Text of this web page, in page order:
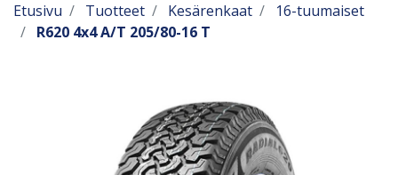
Etusivu Tuotteet Kesärenkaat
16-tuumaiset
R620 4x4 A/T 205/80-16 T